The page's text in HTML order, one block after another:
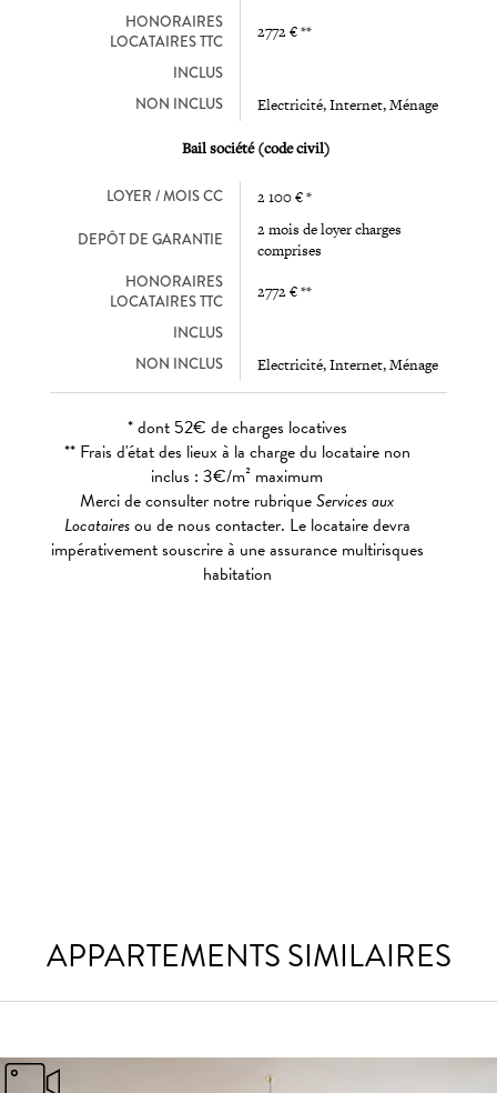
HONORAIRES
LOCATAIRES TTC
2772 € **
INCLUS
NON INCLUS
Electricité, Internet, Ménage
Bail société (code civil)
LOYER / MOIS CC 2 100 € *
DEPÔT DE GARANTIE
2 mois de loyer charges
comprises
HONORAIRES
LOCATAIRES TTC
2772 € **
INCLUS
NON INCLUS
Electricité, Internet, Ménage
* dont 52€ de charges locatives
** Frais d'état des lieux à la charge du locataire non
inclus : 3€/m² maximum
Merci de consulter notre rubriqueServices aux
Locatairesou de nous contacter. Le locataire devra
impérativement souscrire à une assurance multirisques
habitation
APPARTEMENTS SIMILAIRES